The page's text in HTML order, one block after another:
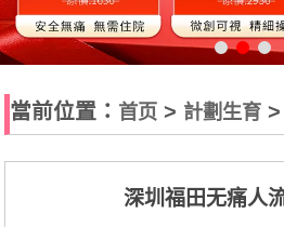
當前位置： 首页 > 計劃生育
深圳福田无痛人